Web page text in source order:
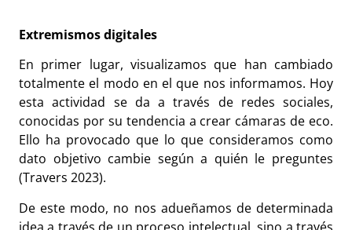
Extremismos digitales
En primer lugar, visualizamos que han cambiado
totalmente el modo en el que nos informamos. Hoy
esta actividad se da a través de redes sociales,
conocidas por su tendencia a crear cámaras de eco.
Ello ha provocado que lo que consideramos como
dato objetivo cambie según a quién le preguntes
(Travers 2023).
De este modo, no nos adueñamos de determinada